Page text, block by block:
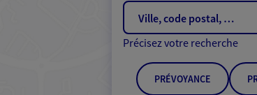
Précisez votre recherche
PRÉVOYANCE